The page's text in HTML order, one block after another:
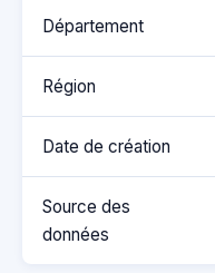
Département
Région
Date de création
Source des
données